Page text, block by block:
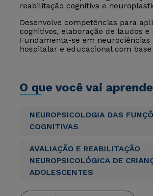
reabilitação cognitiva e
Desenvolve competências para
cognitivos, elaboração de laudos
Fundamenta-se em
hospitalar e educacional com
O que você vai
NEUROPSICOLOGIA DAS
COGNITIVAS
AVALIAÇÃO E REABILITAÇÃO
NEUROPSICOLÓGICA DE
ADOLESCENTES